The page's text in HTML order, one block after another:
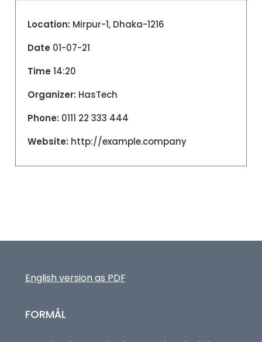
Location: Mirpur-1, Dhaka-1216
Date 01-07-21
Time14:20
Organizer: HasTech
Phone: 0111 22 333 444
Website: http://example.company
English version as PDF
FORMÅL